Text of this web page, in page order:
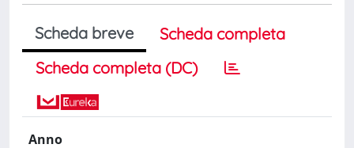
Scheda breve
Scheda completa
Scheda completa (DC)
Anno